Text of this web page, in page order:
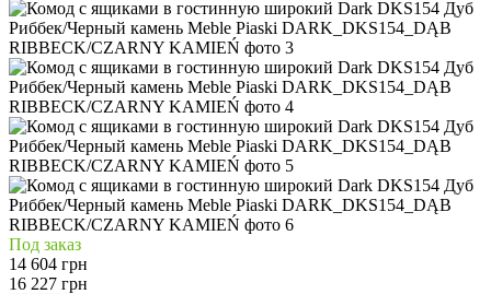
Под заказ
14 604 грн
16 227 грн